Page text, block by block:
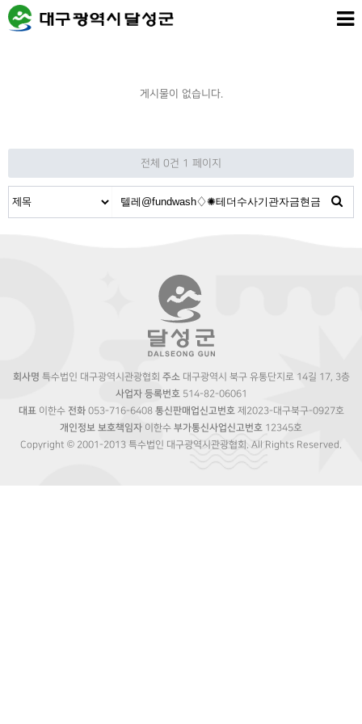
게시물이 없습니다.
전체 0건 1 페이지
회사명 특수법인 대구광역시관광협회 주소대구광역시 북구 유통단지로 14길 17, 3층
사업자 등록번호514-82-06061
대표이한수 전화053-716-6408 통신판매업신고번호제2023-대구북구-0927호
개인정보 보호책임자 이한수 부가통신사업신고번호 12345호
Copyright © 2001-2013 특수법인 대구광역시관광협회. All Rights Reserved.